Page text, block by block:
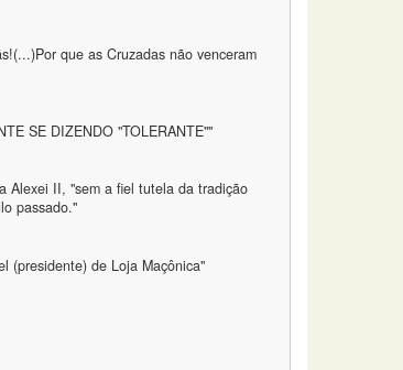
que as Cruzadas não venceram
SE DIZENDO "TOLERANTE""
Alexei II, "sem a fiel tutela da tradição
passado."
(presidente) de Loja Maçônica"